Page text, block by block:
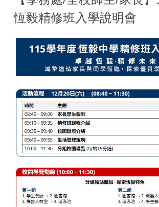
恆毅精修班入學說明會